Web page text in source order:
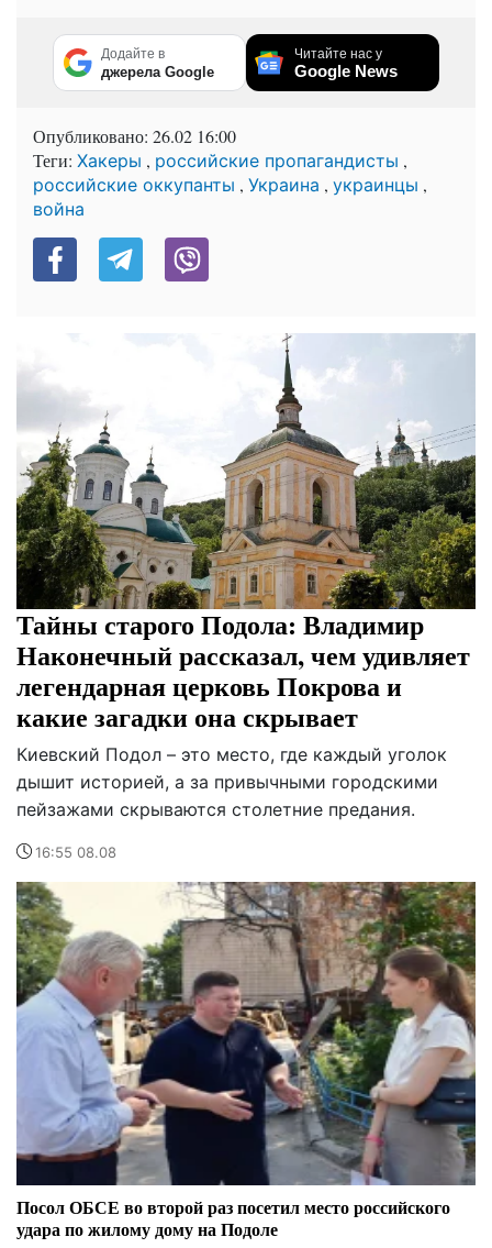
Додайте в
джерела Google
Читайте нас у
Google News
Опубликовано: 26.02 16:00
Теги: Хакеры , российские пропагандисты ,
российские оккупанты , Украина , украинцы ,
война
Тайны старого Подола: Владимир
Наконечный рассказал, чем удивляет
легендарная церковь Покрова и
какие загадки она скрывает
Киевский Подол – это место, где каждый уголок
дышит историей, а за привычными городскими
пейзажами скрываются столетние предания.
16:55 08.08
Посол ОБСЕ во второй раз посетил место российского
удара по жилому дому на Подоле